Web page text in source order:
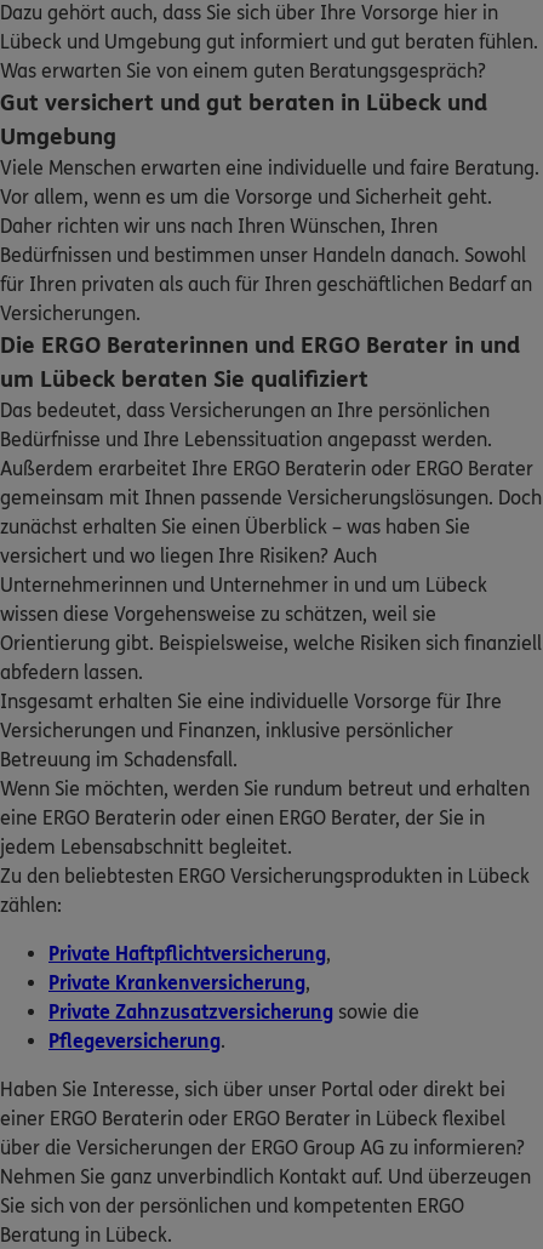
Kontakt
Sehen Sie auf einen Blick Ihre Versicherungen bei ERGO,
dem ERGO Rechtsschutz und der DKV.
Zum Kundenportal
Schaden oder Leistungsfall melden
Bequem online oder telefonisch
Rechnung einreichen
ERGO Berater finden
Kundenportal Log-in
ERGO
Jochen van Breugel
Lübeck
Homepage besuchen
ERGO
Alexander Pleuger
Segeberger Str. 9 ,23617 Stockelsdorf(3.4 km)
Homepage besuchen
Oliver Wald
Segeberger Str. 9,23617 Stockelsdorf(3.4 km)
Homepage besuchen
ERGO
Yannick Wentzlaff
Segeberger Str. 9,23617 Stockelsdorf(3.4 km)
Homepage besuchen
ERGO
Andre Heiden
Sattlerstr. 7,23556 Lübeck(5.1 km)
Homepage besuchen
ERGO
Rainer Pump
Tannenredder 64,23627 Groß Grönau(5.8 km)
Homepage besuchen
/5
Patrick Schuback
4.9/5
Hans-Jürgen Schaar
Beidendorfer Hauptstraße 32
Homepage besuchen
ERGO
Jan-Niklas Benthien
Voßbarg 5,23689 Pansdorf(13.2 km)
Homepage besuchen
Dazu gehört auch, dass Sie sich über Ihre Vorsorge hier in
Lübeck und Umgebung gut informiert und gut beraten fühlen.
Was erwarten Sie von einem guten Beratungsgespräch?
Gut versichert und gut beraten in Lübeck und
Umgebung
Viele Menschen erwarten eine individuelle und faire Beratung.
Vor allem, wenn es um die Vorsorge und Sicherheit geht.
Daher richten wir uns nach Ihren Wünschen, Ihren
Bedürfnissen und bestimmen unser Handeln danach. Sowohl
für Ihren privaten als auch für Ihren geschäftlichen Bedarf an
Versicherungen.
Die ERGO Beraterinnen und ERGO Berater in und
um Lübeck beraten Sie qualifiziert
Das bedeutet, dass Versicherungen an Ihre persönlichen
Bedürfnisse und Ihre Lebenssituation angepasst werden.
Außerdem erarbeitet Ihre ERGO Beraterin oder ERGO Berater
gemeinsam mit Ihnen passende Versicherungslösungen. Doch
zunächst erhalten Sie einen Überblick – was haben Sie
versichert und wo liegen Ihre Risiken? Auch
Unternehmerinnen und Unternehmer in und um Lübeck
wissen diese Vorgehensweise zu schätzen, weil sie
Orientierung gibt. Beispielsweise, welche Risiken sich finanziell
abfedern lassen.
Insgesamt erhalten Sie eine individuelle Vorsorge für Ihre
Versicherungen und Finanzen, inklusive persönlicher
Betreuung im Schadensfall.
Wenn Sie möchten, werden Sie rundum betreut und erhalten
eine ERGO Beraterin oder einen ERGO Berater, der Sie in
jedem Lebensabschnitt begleitet.
Zu den beliebtesten ERGO Versicherungsprodukten in Lübeck
zählen:
Private Haftpflichtversicherung,
Private Krankenversicherung,
Private Zahnzusatzversicherung sowie die
Pflegeversicherung.
Haben Sie Interesse, sich über unser Portal oder direkt bei
einer ERGO Beraterin oder ERGO Berater in Lübeck flexibel
über die Versicherungen der ERGO Group AG zu informieren?
Nehmen Sie ganz unverbindlich Kontakt auf. Und überzeugen
Sie sich von der persönlichen und kompetenten ERGO
Beratung in Lübeck.